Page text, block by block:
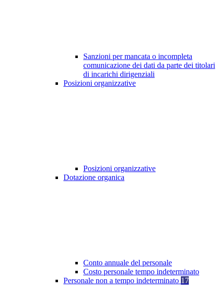
Sanzioni per mancata o incompleta
comunicazione dei dati da parte dei titolari
di incarichi dirigenziali
Posizioni organizzative
Posizioni organizzative
Dotazione organica
Conto annuale del personale
Costo personale tempo indeterminato
Personale non a tempo indeterminato 17